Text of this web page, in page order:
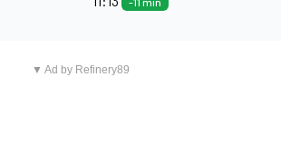
▼ Ad by Refinery89